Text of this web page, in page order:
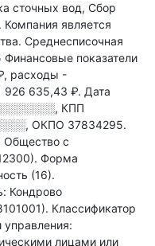
сточных вод, Сбор
. Компания является
Среднесписочная
Финансовые показатели
расходы -
926 635,43 ₽. Дата
, КПП
, ОКПО 37834295.
Общество с
Форма
(16).
Кондрово
Классификатор
управления:
лицами или